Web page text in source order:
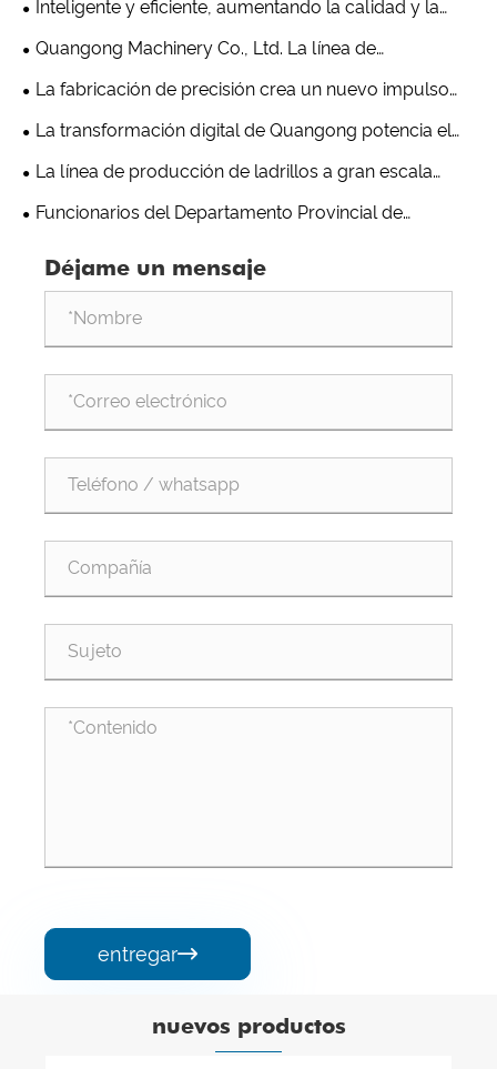
Inteligente y eficiente, aumentando la calidad y la
productividad: la nueva línea de producción de
fabricación de ladrillos QT10 de Quangong Machinery
Co., Ltd. causa sensación
Quangong Machinery Co., Ltd. La línea de
producción de fabricación de bloques de alta
velocidad QT10 establece un nuevo estándar para la
excelencia en la fabricación inteligente
La fabricación de precisión crea un nuevo impulso
ecológico | La línea de producción de ladrillos T9 de
Quangong Machinery Co., Ltd. se destaca por su
excepcional resistencia
La transformación digital de Quangong potencia el
desarrollo empresarial de alta calidad
La línea de producción de ladrillos a gran escala
1500 de Quangong Machinery se envía nuevamente al
Funcionarios del Departamento Provincial de
visitan Quangong Machinery Co., Ltd. para inspección y
orientación
Déjame un mensaje
entregar
nuevos productos